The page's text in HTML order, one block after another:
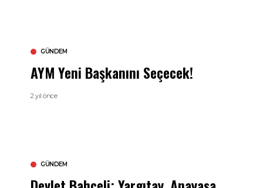
GÜNDEM
AYM Yeni Başkanını Seçecek!
2 yıl önce
GÜNDEM